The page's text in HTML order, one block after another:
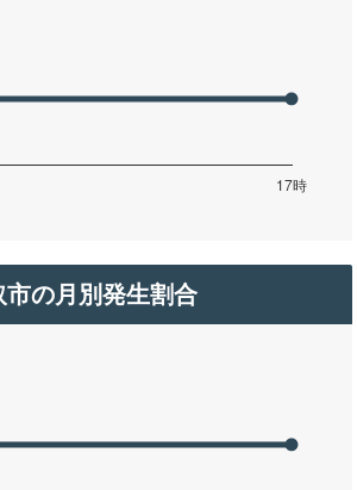
の月別発生割合